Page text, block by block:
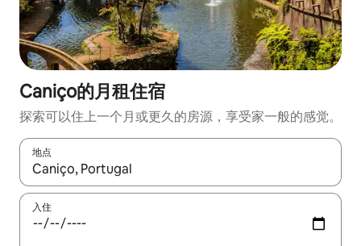
Caniço的月租住宿
探索可以住上一个月或更久的房源，享受家一般的感觉。
地点
如有搜索结果，请使用上下方向键查看，或通过点击或滑动手势
入住